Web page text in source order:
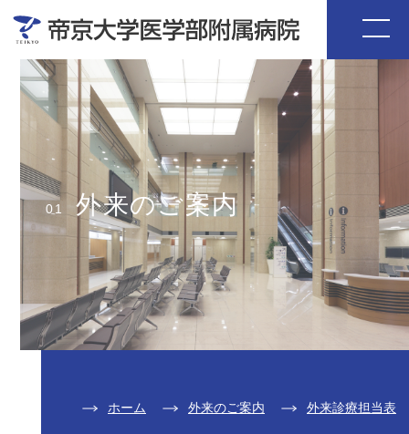
01 外来のご案内
ホーム 外来のご案内 外来診療担当表